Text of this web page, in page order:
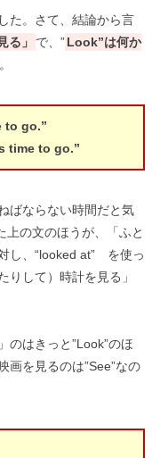
た。さて、結論から言
る」 で、”Look”は何か
to go.”
time to go.”
ばならない時間だと気
上の文のほうが、「ふと
し、“looked at” を使っ
りして）時計を見る」
のはきっと”Look”のほ
画を見るのは”See”なの